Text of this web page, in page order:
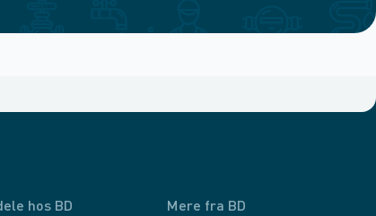
hos BD Mere fra BD